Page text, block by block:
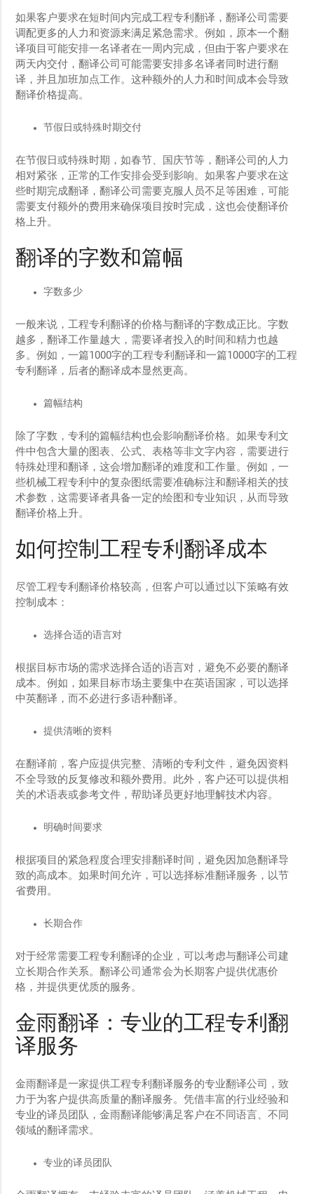
如果客户要求在短时间内完成工程专利翻译，翻译公司需要
调配更多的人力和资源来满足紧急需求。例如，原本一个翻
译项目可能安排一名译者在一周内完成，但由于客户要求在
两天内交付，翻译公司可能需要安排多名译者同时进行翻
译，并且加班加点工作。这种额外的人力和时间成本会导致
翻译价格提高。
节假日或特殊时期交付
在节假日或特殊时期，如春节、国庆节等，翻译公司的人力
相对紧张，正常的工作安排会受到影响。如果客户要求在这
些时期完成翻译，翻译公司需要克服人员不足等困难，可能
需要支付额外的费用来确保项目按时完成，这也会使翻译价
格上升。
翻译的字数和篇幅
字数多少
一般来说，工程专利翻译的价格与翻译的字数成正比。字数
越多，翻译工作量越大，需要译者投入的时间和精力也越
多。例如，一篇1000字的工程专利翻译和一篇10000字的工程
专利翻译，后者的翻译成本显然更高。
篇幅结构
除了字数，专利的篇幅结构也会影响翻译价格。如果专利文
件中包含大量的图表、公式、表格等非文字内容，需要进行
特殊处理和翻译，这会增加翻译的难度和工作量。例如，一
些机械工程专利中的复杂图纸需要准确标注和翻译相关的技
术参数，这需要译者具备一定的绘图和专业知识，从而导致
翻译价格上升。
如何控制工程专利翻译成本
尽管工程专利翻译价格较高，但客户可以通过以下策略有效
控制成本：
选择合适的语言对
根据目标市场的需求选择合适的语言对，避免不必要的翻译
成本。例如，如果目标市场主要集中在英语国家，可以选择
中英翻译，而不必进行多语种翻译。
提供清晰的资料
在翻译前，客户应提供完整、清晰的专利文件，避免因资料
不全导致的反复修改和额外费用。此外，客户还可以提供相
关的术语表或参考文件，帮助译员更好地理解技术内容。
明确时间要求
根据项目的紧急程度合理安排翻译时间，避免因加急翻译导
致的高成本。如果时间允许，可以选择标准翻译服务，以节
省费用。
长期合作
对于经常需要工程专利翻译的企业，可以考虑与翻译公司建
立长期合作关系。翻译公司通常会为长期客户提供优惠价
格，并提供更优质的服务。
金雨翻译：专业的工程专利翻
译服务
金雨翻译是一家提供工程专利翻译服务的专业翻译公司，致
力于为客户提供高质量的翻译服务。凭借丰富的行业经验和
专业的译员团队，金雨翻译能够满足客户在不同语言、不同
领域的翻译需求。
专业的译员团队